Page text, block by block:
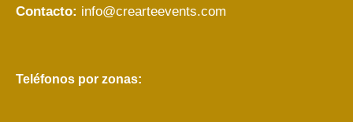
Contacto: info@crearteevents.com
Teléfonos por zonas: